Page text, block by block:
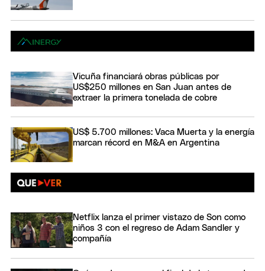
Vicuña financiará obras públicas por
US$250 millones en San Juan antes de
extraer la primera tonelada de cobre
US$ 5.700 millones: Vaca Muerta y la energía
marcan récord en M&A en Argentina
Netflix lanza el primer vistazo de Son como
niños 3 con el regreso de Adam Sandler y
compañía